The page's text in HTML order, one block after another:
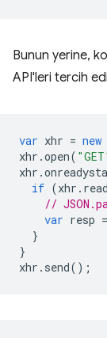
Bunun yerine,
API'leri tercih
var xhr = new
xhr .open(
xhr .
if (xhr .
//
var resp =
}
}
xhr . send();